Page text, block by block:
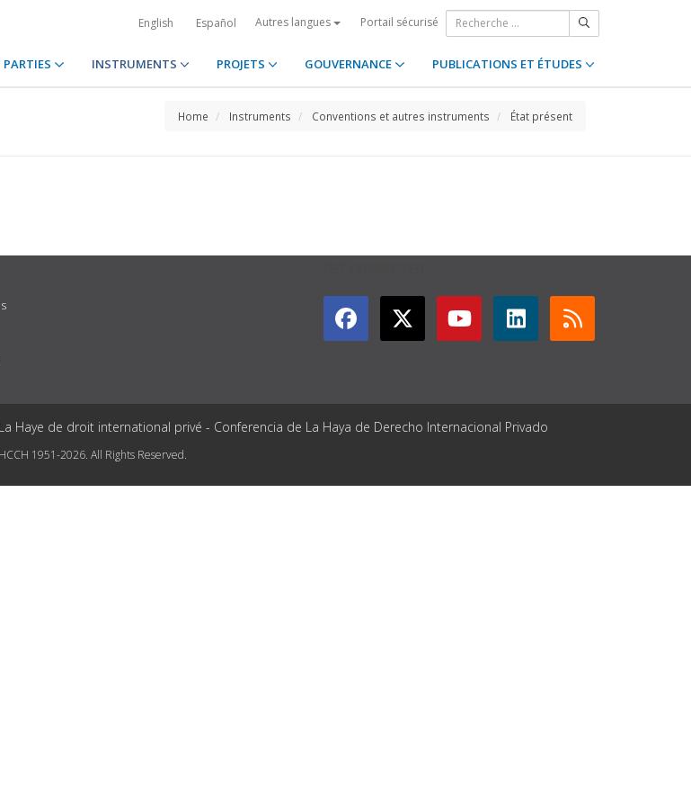
English Español Autres langues Portail sécurisé
PARTIES INSTRUMENTS PROJETS GOUVERNANCE PUBLICATIONS ET ÉTUDES
Home Instruments Conventions et autres instruments État présent
Haye de droit international privé - Conferencia de La Haya de Derecho Internacional Privado
1951-2026. All Rights Reserved.